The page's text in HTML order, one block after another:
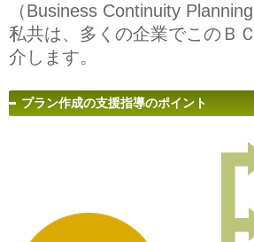
（Business Continuity
私共は、多くの企業でこのＢ
介します。
プラン作成の支援指導のポイント